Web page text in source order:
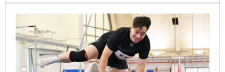
賽制：「自己的隊友自己找」，讓節目一開始就充滿挑
戰與人性考驗，而這充滿人性猜疑的精彩內容，也讓節
目深受觀眾喜愛，成功創下收視四連霸的佳績。蔡維歆